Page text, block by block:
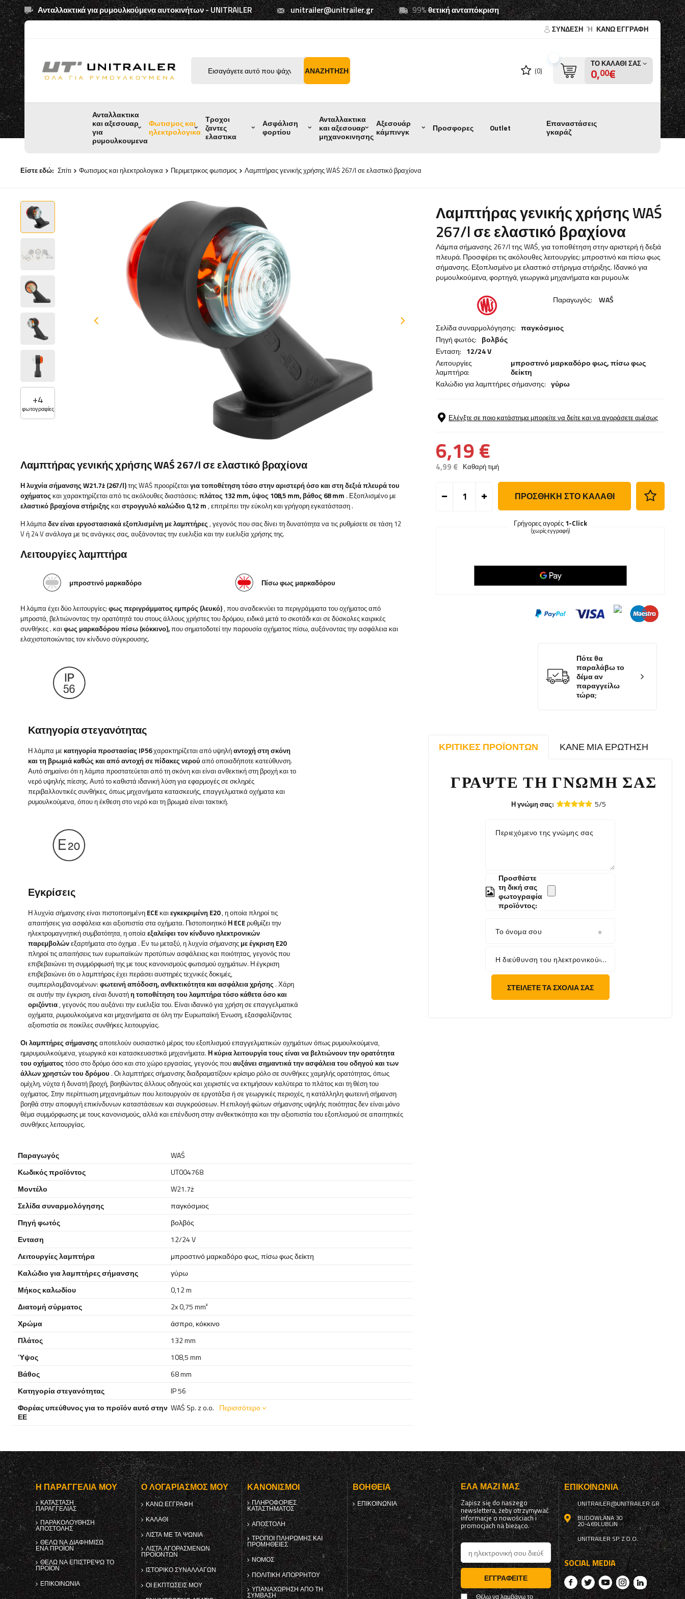
Ανταλλακτικά για ρυμουλκούμενα αυτοκινήτων - UNITRAILER unitrailer@unitrailer.gr 99%θετική ανταπόκριση
ΣΎΝΔΕΣΗ Ή ΚΑΝΩ ΕΓΓΡΑΦΗ
ΑΝΑΖΉΤΗΣΗ (0)
ΤΟ ΚΑΛΆΘΙ ΣΑΣ
0,00€
Ανταλλακτικα
και αξεσουαρ
για
ρυμουλκουμενα
Φωτισμος και
ηλεκτρολογικα
Τροχοι
ζαντες
ελαστικα
Ασφάλιση
φορτίου
Ανταλλακτικα
και αξεσουαρ
μηχανοκινησης
Αξεσουάρ
κάμπινγκ
Προσφορες Outlet
Επαναστάσεις
γκαράζ
Είστε εδώ: Σπίτι Φωτισμος και ηλεκτρολογικα Περιμετρικος φωτισμος Λαμπτήρας γενικής χρήσης WAŚ 267/l σε ελαστικό βραχίονα
+4
φωτογραφίες
Λαμπτήρας γενικής χρήσης WAŚ
267/l σε ελαστικό βραχίονα
Λάμπα σήμανσης 267/I της WAŚ, για τοποθέτηση στην αριστερή ή δεξιά
πλευρά. Προσφέρει τις ακόλουθες λειτουργίες: μπροστινό και πίσω φως
σήμανσης. Εξοπλισμένο με ελαστικό στήριγμα στήριξης. Ιδανικό για
ρυμουλκούμενα, φορτηγά, γεωργικά μηχανήματα και ρυμουλκ
Παραγωγός: WAŚ
Σελίδα συναρμολόγησης: παγκόσμιος
Πηγή φωτός: βολβός
Ενταση: 12/24 V
Λειτουργίες
λαμπτήρα:
μπροστινό μαρκαδόρο φως,πίσω φως
δείκτη
Καλώδιο για λαμπτήρες σήμανσης: γύρω
Ελέγξτε σε ποιο κατάστημα μπορείτε να δείτε και να αγοράσετε αμέσως
6,19 €
4,99 € Καθαρή τιμή
ΠΡΟΣΘΉΚΗ ΣΤΟ ΚΑΛΆΘΙ
Γρήγορες αγορές 1-Click
(χωρίς εγγραφή)
Πότε θα
παραλάβω το
δέμα αν
παραγγείλω
τώρα;
ΚΡΙΤΙΚΈΣ ΠΡΟΪΌΝΤΩΝ ΚΆΝΕ ΜΙΑ ΕΡΏΤΗΣΗ
ΓΡΆΨΤΕ ΤΗ ΓΝΏΜΗ ΣΑΣ
Η γνώμη σας: 5/5
Περιεχόμενο της γνώμης σας
Προσθέστε
τη δική σας
φωτογραφία
προϊόντος:
Το όνομα σου
Η διεύθυνση του ηλεκτρονικού σου ταχυδρομείου
ΣΤΕΊΛΕΤΕ ΤΑ ΣΧΌΛΙΆ ΣΑΣ
Λαμπτήρας γενικής χρήσης WAŚ 267/l σε ελαστικό βραχίονα
Η λυχνία σήμανσης W21.7ż (267/l)της WAŚ προορίζεταιγια τοποθέτηση τόσο στην αριστερή όσο και στη δεξιά πλευρά του
οχήματοςκαι χαρακτηρίζεται από τις ακόλουθες διαστάσεις: πλάτος 132 mm, ύψος 108,5 mm, βάθος 68 mm . Εξοπλισμένο με
ελαστικό βραχίονα στήριξηςκαιστρογγυλό καλώδιο 0,12 m , επιτρέπει την εύκολη και γρήγορη εγκατάσταση .
Η λάμπα δεν είναι εργοστασιακά εξοπλισμένη με λαμπτήρες, γεγονός που σας δίνει τη δυνατότητα να τις ρυθμίσετε σε τάση 12
V ή 24 V ανάλογα με τις ανάγκες σας, αυξάνοντας την ευελιξία και την ευελιξία χρήσης της.
Λειτουργίες λαμπτήρα
μπροστινό μαρκαδόρο Πίσω φως μαρκαδόρου
Η λάμπα έχει δύο λειτουργίες: φως περιγράμματοςεμπρός (λευκό), που αναδεικνύει τα περιγράμματα του οχήματος από
μπροστά, βελτιώνοντας την ορατότητά του στους άλλους χρήστες του δρόμου, ειδικά μετά το σκοτάδι και σε δύσκολες καιρικές
συνθήκες . καιφως μαρκαδόρου πίσω (κόκκινο),που σηματοδοτεί την παρουσία οχήματος πίσω, αυξάνοντας την ασφάλεια και
ελαχιστοποιώντας τον κίνδυνο σύγκρουσης.
Κατηγορία στεγανότητας
Η λάμπα με κατηγορία προστασίας IP56χαρακτηρίζεται από υψηλήαντοχή στη σκόνη
και τη βρωμιά καθώς και από αντοχή σε πίδακες νερού από οποιαδήποτε κατεύθυνση.
Αυτό σημαίνει ότι η λάμπα προστατεύεται από τη σκόνη και είναι ανθεκτική στη βροχή και το
νερό υψηλής πίεσης. Αυτό το καθιστά ιδανική λύση για εφαρμογές σε σκληρές
περιβαλλοντικές συνθήκες, όπως μηχανήματα κατασκευής, επαγγελματικά οχήματα και
ρυμουλκούμενα, όπου η έκθεση στο νερό και τη βρωμιά είναι τακτική.
Εγκρίσεις
Η λυχνία σήμανσης είναιπιστοποιημένη ECEκαιεγκεκριμένη E20, η οποία πληροί τις
απαιτήσεις για ασφάλεια και αξιοπιστία στα οχήματα. ΠιστοποιητικόΗ ECEρυθμίζει την
ηλεκτρομαγνητική συμβατότητα, η οποία εξαλείφει τον κίνδυνο ηλεκτρονικών
παρεμβολώνεξαρτήματα στο όχημα . Εν τω μεταξύ, ηλυχνία σήμανσης με έγκριση E20
πληροί τις απαιτήσεις των ευρωπαϊκών προτύπων ασφάλειας και ποιότητας, γεγονός που
επιβεβαιώνει τη συμμόρφωσή της με τους κανονισμούς φωτισμού οχημάτων. Η έγκριση
επιβεβαιώνει ότι ο λαμπτήρας έχει περάσει αυστηρές τεχνικές δοκιμές,
συμπεριλαμβανομένων: φωτεινή απόδοση, ανθεκτικότητα και ασφάλεια χρήσης . Χάρη
σε αυτήν την έγκριση, είναι δυνατήη τοποθέτηση του λαμπτήρα τόσο κάθετα όσο και
οριζόντια, γεγονός που αυξάνει την ευελιξία του. Είναι ιδανικό για χρήση σε επαγγελματικά
οχήματα, ρυμουλκούμενα και μηχανήματα σε όλη την Ευρωπαϊκή Ένωση, εξασφαλίζοντας
αξιοπιστία σε ποικίλες συνθήκες λειτουργίας.
Οι λαμπτήρες σήμανσηςαποτελούν ουσιαστικό μέρος του εξοπλισμού επαγγελματικών οχημάτων όπως ρυμουλκούμενα,
ημιρυμουλκούμενα, γεωργικά και κατασκευαστικά μηχανήματα. Η κύριαλειτουργία τους είναι να βελτιώνουν την ορατότητα
του οχήματοςτόσο στο δρόμο όσο και στο χώρο εργασίας, γεγονός πουαυξάνει σημαντικά την ασφάλεια του οδηγού και των
άλλων χρηστών του δρόμου . Οι λαμπτήρες σήμανσης διαδραματίζουν κρίσιμο ρόλο σε συνθήκες χαμηλής ορατότητας, όπως
ομίχλη, νύχτα ή δυνατή βροχή, βοηθώντας άλλους οδηγούς και χειριστές να εκτιμήσουν καλύτερα το πλάτος και τη θέση του
οχήματος. Στην περίπτωση μηχανημάτων που λειτουργούν σε εργοτάξια ή σε γεωργικές περιοχές, η κατάλληλη φωτεινή σήμανση
βοηθά στην αποφυγή επικίνδυνων καταστάσεων και συγκρούσεων. Η επιλογή φώτων σήμανσης υψηλής ποιότητας δεν είναι μόνο
θέμα συμμόρφωσης με τους κανονισμούς, αλλά και επένδυση στην ανθεκτικότητα και την αξιοπιστία του εξοπλισμού σε απαιτητικές
συνθήκες λειτουργίας.
Παραγωγός
WAŚ
Κωδικός προϊόντος
UT004768
Μοντέλο
W21.7ż
Σελίδα συναρμολόγησης
παγκόσμιος
Πηγή φωτός
βολβός
Ενταση
12/24 V
Λειτουργίες λαμπτήρα
μπροστινό μαρκαδόρο φως,πίσω φως δείκτη
Καλώδιο για λαμπτήρες σήμανσης
γύρω
Μήκος καλωδίου
0,12 m
Διατομή σύρματος
2x 0,75 mm²
Χρώμα
άσπρο,κόκκινο
Πλάτος
132 mm
Ύψος
108,5 mm
Βάθος
68 mm
Κατηγορία στεγανότητας
IP 56
Φορέας υπεύθυνος για το προϊόν αυτό στην
ΕΕ
WAŚ Sp. z o.o. Περισσότερο
Η ΠΑΡΑΓΓΕΛΊΑ ΜΟΥ
ΚΑΤΆΣΤΑΣΗ
ΠΑΡΑΓΓΕΛΊΑΣ
ΠΑΡΑΚΟΛΟΎΘΗΣΗ
ΑΠΟΣΤΟΛΉΣ
ΘΈΛΩ ΝΑ ΔΙΑΦΗΜΊΣΩ
ΈΝΑ ΠΡΟΪΌΝ
ΘΈΛΩ ΝΑ ΕΠΙΣΤΡΈΨΩ ΤΟ
ΠΡΟΪΌΝ
ΕΠΙΚΟΙΝΩΝΊΑ
Ο ΛΟΓΑΡΙΑΣΜΌΣ ΜΟΥ
ΚΑΝΩ ΕΓΓΡΑΦΗ
ΚΑΛΆΘΙ
ΛΊΣΤΑ ΜΕ ΤΑ ΨΏΝΙΑ
ΛΊΣΤΑ ΑΓΟΡΑΣΜΈΝΩΝ
ΠΡΟΪΌΝΤΩΝ
ΙΣΤΟΡΙΚΌ ΣΥΝΑΛΛΑΓΏΝ
ΟΙ ΕΚΠΤΏΣΕΙΣ ΜΟΥ
ΚΑΝΟΝΙΣΜΟΊ
ΠΛΗΡΟΦΟΡΊΕΣ
ΚΑΤΑΣΤΉΜΑΤΟΣ
ΑΠΟΣΤΟΛΉ
ΤΡΌΠΟΙ ΠΛΗΡΩΜΉΣ ΚΑΙ
ΠΡΟΜΉΘΕΙΕΣ
ΝΌΜΟΣ
ΠΟΛΙΤΙΚΉ ΑΠΟΡΡΉΤΟΥ
ΥΠΑΝΑΧΏΡΗΣΗ ΑΠΌ ΤΗ
ΣΎΜΒΑΣΗ
ΒΟΉΘΕΙΑ
ΕΠΙΚΟΙΝΩΝΊΑ
ΈΛΑ ΜΑΖΊ ΜΑΣ
Zapisz się do naszego
newslettera, żeby otrzymywać
informacje o nowościach i
promocjach na bieżąco.
ΕΓΓΡΑΦΕΊΤΕ
Θέλω να λαμβάνω το
ΕΠΙΚΟΙΝΩΝΊΑ
UNITRAILER@UNITRAILER.GR
BUDOWLANA 30
20-469LUBLIN
UNITRAILER SP. Z O.O.
SOCIAL MEDIA